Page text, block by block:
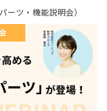
ーツ・機能説明会）